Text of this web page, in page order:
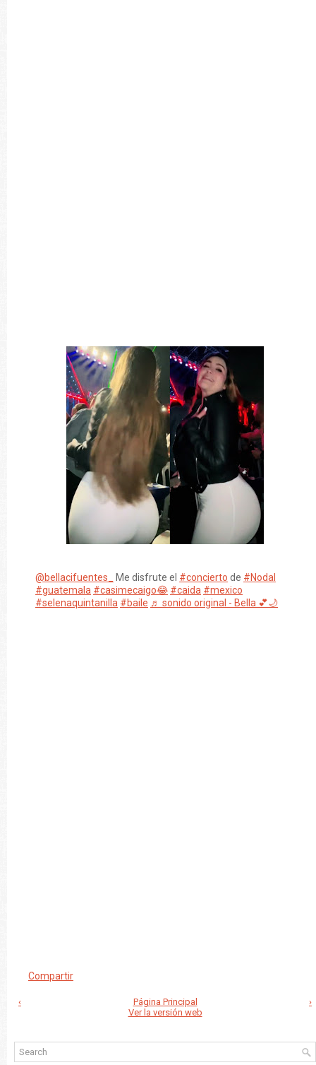
@bellacifuentes_ Me disfrute el #concierto de #Nodal
#guatemala #casimecaigo😂 #caida #mexico
#selenaquintanilla #baile ♬ sonido original - Bella 💕🌙
Compartir
‹ ›
Página Principal
Ver la versión web